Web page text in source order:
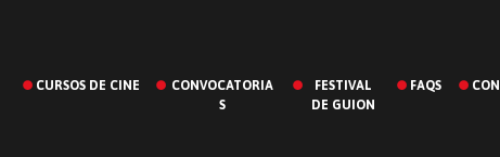
CURSOS DE CINE
CONVOCATORIA
S
FESTIVAL
DE GUION
FAQS